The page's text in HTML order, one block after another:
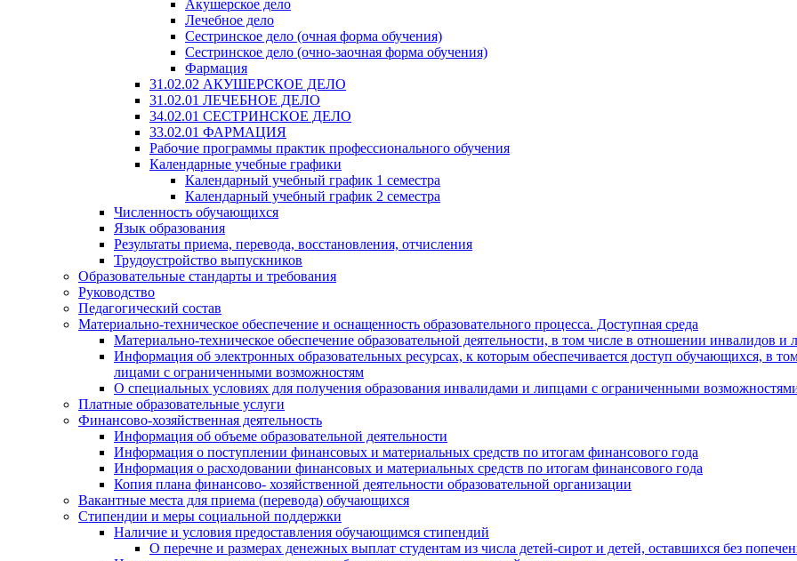
Акушерское дело
Лечебное дело
Сестринское дело (очная форма обучения)
Сестринское дело (очно-заочная форма обучения)
Фармация
31.02.02 АКУШЕРСКОЕ ДЕЛО
31.02.01 ЛЕЧЕБНОЕ ДЕЛО
34.02.01 СЕСТРИНСКОЕ ДЕЛО
33.02.01 ФАРМАЦИЯ
Рабочие программы практик профессионального обучения
Календарные учебные графики
Календарный учебный график 1 семестра
Календарный учебный график 2 семестра
Численность обучающихся
Язык образования
Результаты приема, перевода, восстановления, отчисления
Трудоустройство выпускников
Образовательные стандарты и требования
Руководство
Педагогический состав
Материально-техническое обеспечение и оснащенность образовательного процесса. Доступная среда
Материально-техническое обеспечение образовательной деятельности, в том числе в отношении инвалидов
Информация об электронных образовательных ресурсах, к которым обеспечивается доступ обучающихся, в
лицами с ограниченными возможностям
О специальных условиях для получения образования инвалидами и липцами с ограниченными
Платные образовательные услуги
Финансово-хозяйственная деятельность
Информация об объеме образовательной деятельности
Информация о поступлении финансовых и материальных средств по итогам финансового года
Информация о расходовании финансовых и материальных средств по итогам финансового года
Копия плана финансово- хозяйственной деятельности образовательной организации
Вакантные места для приема (перевода) обучающихся
Стипендии и меры социальной поддержки
Наличие и условия предоставления обучающимся стипендий
О перечне и размерах денежных выплат студентам из числа детей-сирот и детей, оставшихся без